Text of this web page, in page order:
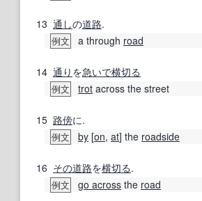
13 通しの道路.
例文 a through road
14 通り を急いで横切る
例文 trot across the street
15 路傍に.
例文 by [on, at] the roadside
16 その道路を横切る.
例文 go across the road